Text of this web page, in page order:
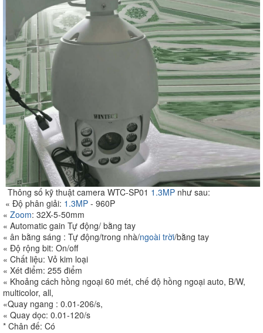
Thông số kỹ thuật camera WTC-SP01 1.3MP như sau:
« Độ phân giải: 1.3MP - 960P
« Zoom: 32X-5-50mm
« Automatic gain Tự động/ bằng tay
« ân bằng sáng : Tự động/trong nhà/ngoài trời/bằng tay
« Độ rộng bit: On/off
« Chất liệu: Vỏ kim loại
« Xét điểm: 255 điểm
« Khoảng cách hồng ngoại 60 mét, chế độ hồng ngoại auto, B/W,
multicolor, all,
«Quay ngang : 0.01-206/s,
« Quay dọc: 0.01-120/s
* Chân đế: Có